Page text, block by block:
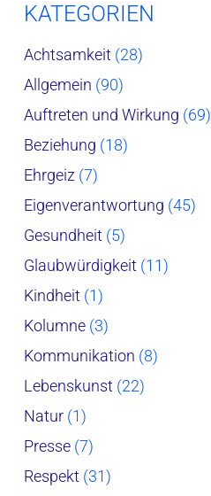
KATEGORIEN
Achtsamkeit (28)
Allgemein (90)
Auftreten und Wirkung (69)
Beziehung (18)
Ehrgeiz (7)
Eigenverantwortung (45)
Gesundheit (5)
Glaubwürdigkeit (11)
Kindheit (1)
Kolumne (3)
Kommunikation (8)
Lebenskunst (22)
Natur (1)
Presse (7)
Respekt (31)